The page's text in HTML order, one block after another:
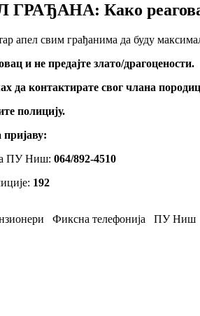
Како
апел свим грађанима да буду
и не предајте злато/драгоцености.
да контактирате свог члана
полицију.
пријаву:
ПУ Ниш: 064/892-4510
192
Фиксна телефонија
ПУ Ниш